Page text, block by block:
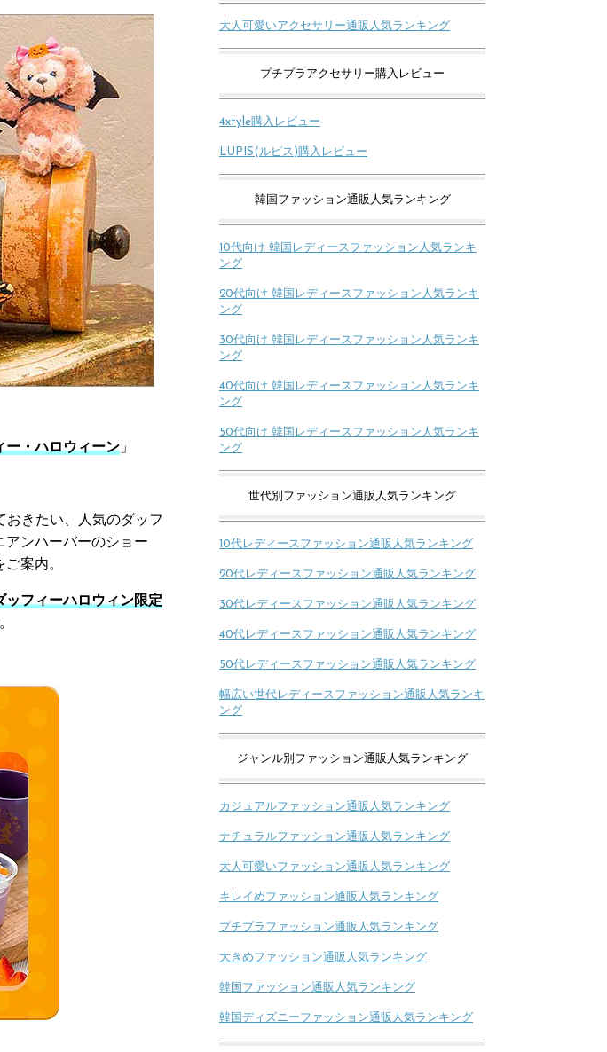
ー・ハロウィーン」
おきたい、人気のダッフ
アンハーバーのショー
案内。
ッフィーハロウィン限定
。
大人可愛いアクセサリー通販人気ランキング
プチプラアクセサリー購入レビュー
4xtyle購入レビュー
LUPIS(ルピス)購入レビュー
韓国ファッション通販人気ランキング
10代向け 韓国レディースファッション人気ランキ
ング
20代向け 韓国レディースファッション人気ランキ
ング
30代向け 韓国レディースファッション人気ランキ
ング
40代向け 韓国レディースファッション人気ランキ
ング
50代向け 韓国レディースファッション人気ランキ
ング
世代別ファッション通販人気ランキング
10代レディースファッション通販人気ランキング
20代レディースファッション通販人気ランキング
30代レディースファッション通販人気ランキング
40代レディースファッション通販人気ランキング
50代レディースファッション通販人気ランキング
幅広い世代レディースファッション通販人気ランキ
ング
ジャンル別ファッション通販人気ランキング
カジュアルファッション通販人気ランキング
ナチュラルファッション通販人気ランキング
大人可愛いファッション通販人気ランキング
キレイめファッション通販人気ランキング
プチプラファッション通販人気ランキング
大きめファッション通販人気ランキング
韓国ファッション通販人気ランキング
韓国ディズニーファッション通販人気ランキング